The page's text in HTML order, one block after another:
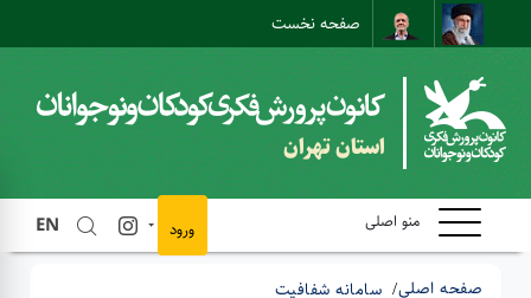
صفحه نخست
نقشه سایت
ارتباط مستقیم
استان تهران
منو اصلی EN ورود
صفحه اصلی
سامانه شفافیت